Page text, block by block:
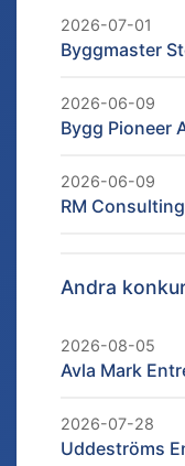
2026-07-01
Byggmaster
2026-06-09
Bygg Pioneer
2026-06-09
RM
Andra
2026-08-05
Avla Mark
2026-07-28
Uddeströms